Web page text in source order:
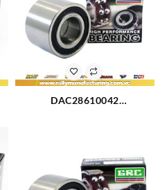
DAC28610042